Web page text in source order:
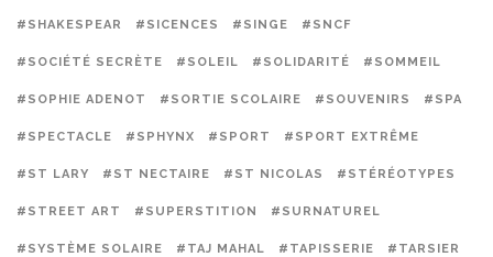
#SHAKESPEAR #SICENCES #SINGE #SNCF
#SOCIÉTÉ SECRÈTE #SOLEIL #SOLIDARITÉ #SOMMEIL
#SOPHIE ADENOT #SORTIE SCOLAIRE #SOUVENIRS #SPA
#SPECTACLE #SPHYNX #SPORT #SPORT EXTRÊME
#ST LARY #ST NECTAIRE #ST NICOLAS #STÉRÉOTYPES
#STREET ART #SUPERSTITION #SURNATUREL
#SYSTÈME SOLAIRE #TAJ MAHAL #TAPISSERIE #TARSIER